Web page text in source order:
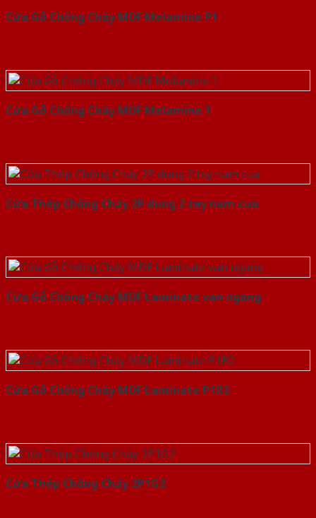
Cửa Gỗ Chống Cháy MDF Melamine P1
Cửa Gỗ Chống Cháy MDF Melamine 1
Cửa Thép Chống Cháy 2P dung 2 tay nam cua
Cửa Gỗ Chống Cháy MDF Laminate van ngang
Cửa Gỗ Chống Cháy MDF Laminate P1R2
Cửa Thép Chống Cháy 2P1G2